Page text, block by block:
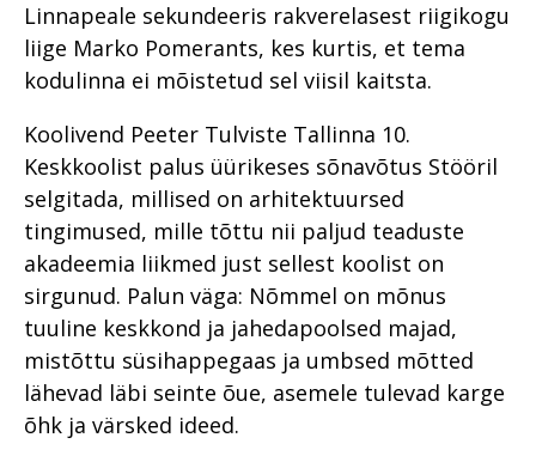
Linnapeale sekundeeris rakverelasest riigikogu
liige Marko Pomerants, kes kurtis, et tema
kodulinna ei mõistetud sel viisil kaitsta.
Koolivend Peeter Tulviste Tallinna 10.
Keskkoolist palus üürikeses sõnavõtus Stööril
selgitada, millised on arhitektuursed
tingimused, mille tõttu nii paljud teaduste
akadeemia liikmed just sellest koolist on
sirgunud. Palun väga: Nõmmel on mõnus
tuuline keskkond ja jahedapoolsed majad,
mistõttu süsihappegaas ja umbsed mõtted
lähevad läbi seinte õue, asemele tulevad karge
õhk ja värsked ideed.